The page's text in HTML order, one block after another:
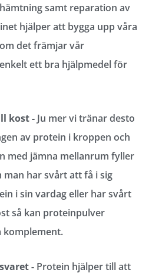
samt reparation av
hjälper att bygga upp våra
det främjar vår
ett bra hjälpmedel för
kost - Ju mer vi tränar desto
av protein i kroppen och
med jämna mellanrum fyller
man har svårt att få i sig
i sin vardag eller har svårt
så kan proteinpulver
komplement.
- Protein hjälper till att